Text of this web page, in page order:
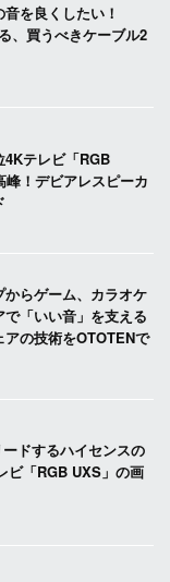
を良くしたい！
、買うべきケーブル2
テレビ「RGB
峰！デビアレスピーカ
らゲーム、カラオケ
「いい音」を支える
アの技術をOTOTENで
ドするハイセンスの
ビ「RGB UXS」の画